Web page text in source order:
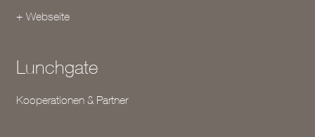
+ Webseite
Lunchgate
Kooperationen & Partner